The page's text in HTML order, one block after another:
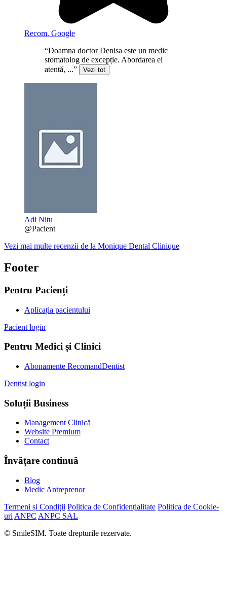
Recom. Google
“Doamna doctor Denisa este un medic
stomatolog de excepție. Abordarea ei
atentă, ...”
Vezi tot
Adi Nitu
@Pacient
Vezi mai multe recenzii de la Monique Dental Clinique
Footer
Pentru Pacienți
Aplicația pacientului
Pacient login
Pentru Medici și Clinici
Abonamente RecomandDentist
Dentist login
Soluții Business
Management Clinică
Website Premium
Contact
Învățare continuă
Blog
Medic Antreprenor
Termeni și Condiții Politica de Confidențialitate Politica de Cookie-
uri ANPC ANPC SAL
© SmileSIM. Toate drepturile rezervate.